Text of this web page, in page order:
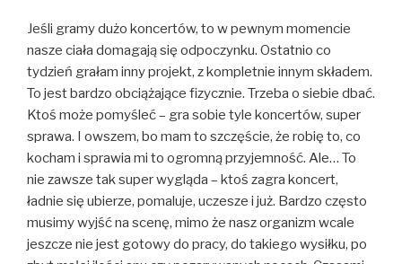
Jeśli gramy dużo koncertów, to w pewnym momencie
nasze ciała domagają się odpoczynku. Ostatnio co
tydzień grałam inny projekt, z kompletnie innym składem.
To jest bardzo obciążające fizycznie. Trzeba o siebie dbać.
Ktoś może pomyśleć – gra sobie tyle koncertów, super
sprawa. I owszem, bo mam to szczęście, że robię to, co
kocham i sprawia mi to ogromną przyjemność. Ale… To
nie zawsze tak super wygląda – ktoś zagra koncert,
ładnie się ubierze, pomaluje, uczesze i już. Bardzo często
musimy wyjść na scenę, mimo że nasz organizm wcale
jeszcze nie jest gotowy do pracy, do takiego wysiłku, po